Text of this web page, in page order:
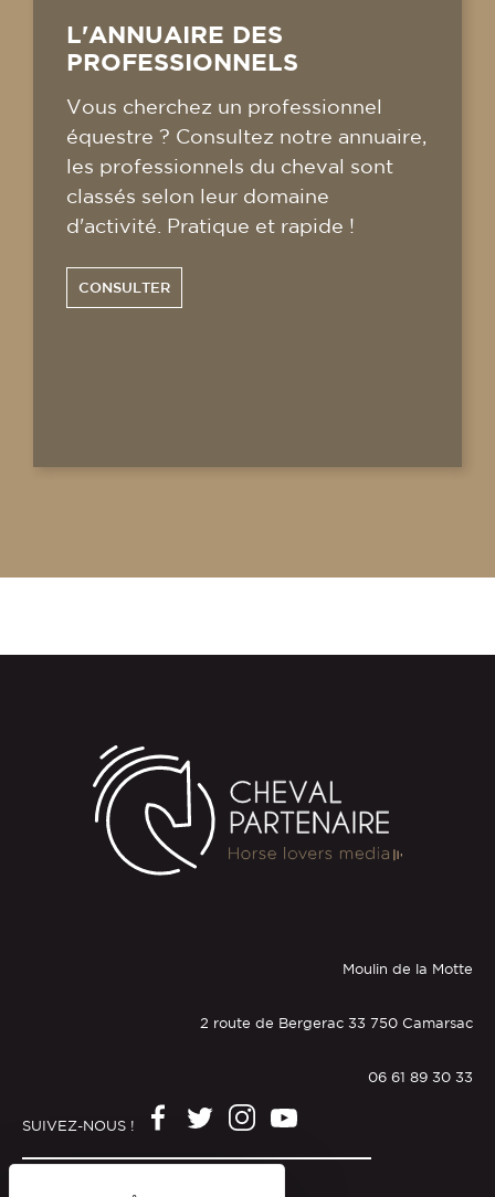
L'ANNUAIRE DES
PROFESSIONNELS
Vous cherchez un professionnel
équestre ? Consultez notre annuaire,
les professionnels du cheval sont
classés selon leur domaine
d'activité. Pratique et rapide !
CONSULTER
Moulin de la Motte
2 route de Bergerac 33 750 Camarsac
06 61 89 30 33
SUIVEZ-NOUS !